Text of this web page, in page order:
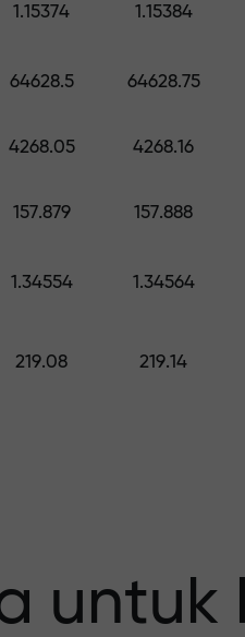
hadiah senilai
risiko
Anda
—
1.15374 1.15384
64628.5 64628.75
4268.05 4268.16
157.879 157.888
1.34554 1.34564
219.08 219.14
dan webinar untuk semua